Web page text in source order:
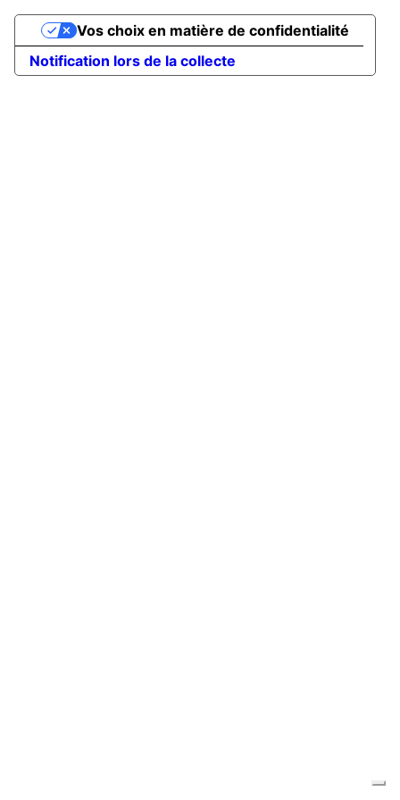
Notification lors de la collecte
Vos choix en matière de confidentialité